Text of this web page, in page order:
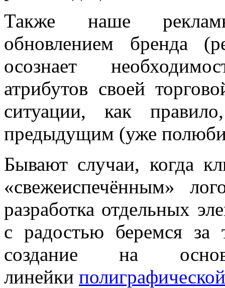
Также наше
обновлением бренда
осознает
атрибутов своей
ситуации, как
предыдущим (уже
Бывают случаи, когда
«свежеиспечённым»
разработка отдельных
с радостью беремся
создание на
линейки